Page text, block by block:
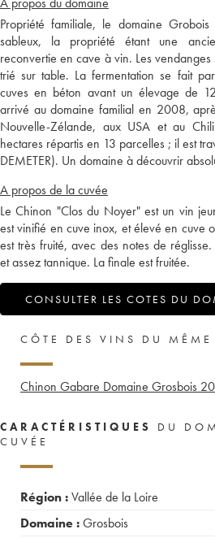
Propriété familiale, le domaine
sableux, la propriété étant une
reconvertie en cave à vin. Les
trié sur table. La fermentation se fait
cuves en béton avant un élevage de
arrivé au domaine familial en 2008,
Nouvelle-Zélande, aux USA et au
hectares répartis en 13 parcelles ; il est
DEMETER). Un domaine à découvrir
A propos de la cuvée
Le Chinon "Clos du Noyer" est un vin
est vinifié en cuve inox, et élevé en cuve
est très fruité, avec des notes de
et assez tannique. La finale est fruitée.
CONSULTER LES COTES DU
CÔTE DES VINS DU MÊME
Chinon Gabare Domaine Grosbois
CARACTÉRISTIQUES
DU
CUVÉE
Région :Vallée de la Loire
Domaine :Grosbois